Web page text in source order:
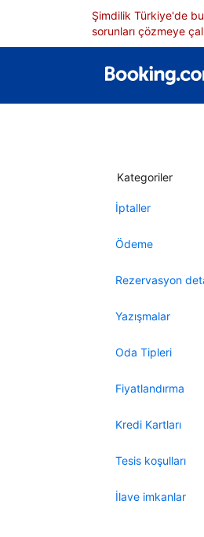
Şimdilik Türkiye'de
sorunları çözmeye
Kategoriler
İptaller
Ödeme
Rezervasyon
Yazışmalar
Oda Tipleri
Fiyatlandırma
Kredi Kartları
Tesis koşulları
İlave imkanlar